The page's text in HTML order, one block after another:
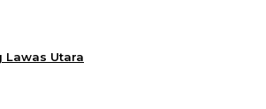
Lawas Utara